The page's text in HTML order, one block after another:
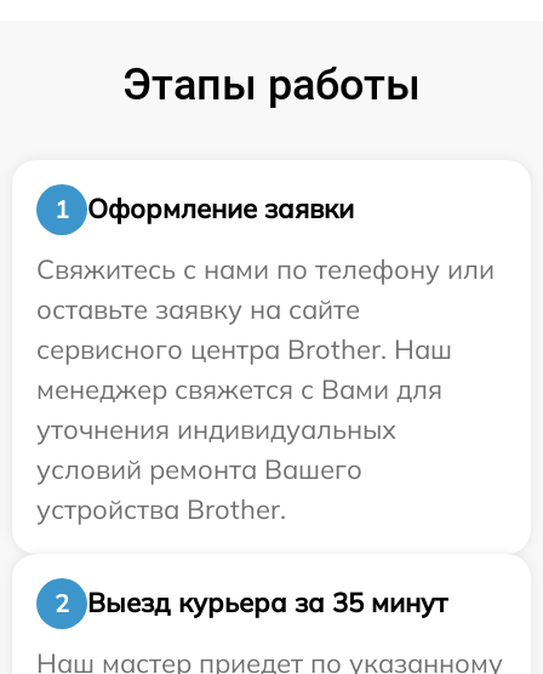
Этапы работы
1
Оформление заявки
Свяжитесь с нами по телефону или
оставьте заявку на сайте
сервисного центра Brother. Наш
менеджер свяжется с Вами для
уточнения индивидуальных
условий ремонта Вашего
устройства Brother.
2
Выезд курьера за 35 минут
Наш мастер приедет по указанному